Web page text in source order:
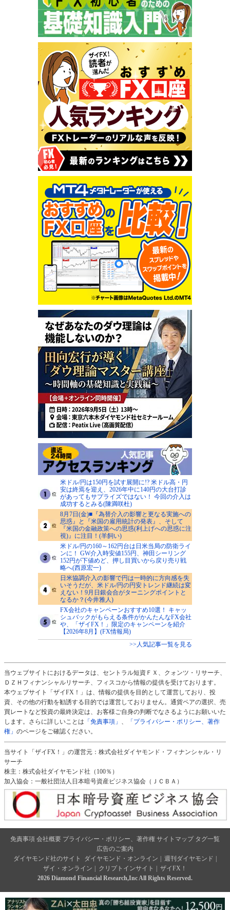
米ドル/円は150円を試す展開に!? 米ドル高・円
安は終焉を迎え、2026年中に140円の大台打診
があってもサプライズではない！ 今回の介入は
成功するとみる(陳満咲杜)
8月7日(金)■『為替介入の影響と更なる実施への
思惑』と『米国の雇用統計の発表』、そして
『米国の金融政策への思惑(利上げへの思惑に注
視)』に注目！(羊飼い)
米ドル/円の160～162円台は日米当局の防衛ライ
ンに！ GW介入時安値155円、神田シーリング
152円が下値めど、押し目買いから戻り売り戦
略へ(西原宏一)
日米協調介入の影響で円は一時的に方向感を失
いそうだが、米ドル/円の円安トレンド継続は変
えない！9月日銀会合がターニングポイントと
なるか？(今井雅人)
FX会社のキャンペーンおすすめ10選！ キャッ
シュバックがもらえる条件がかんたんなFX会社
や、「ザイFX！」限定のキャンペーンを紹介
【2026年8月】(FX情報局)
>>人気記事一覧を見る
当ウェブサイトにおけるデータは、セントラル短資ＦＸ、クォンツ・リサーチ、
ＤＺＨフィナンシャルリサーチ、フィスコから情報の提供を受けております。
本ウェブサイト「ザイFX！」は、情報の提供を目的として運営しており、投
資、その他の行動を勧誘する目的では運営しておりません。通貨ペアの選択、売
買レートなど投資の最終決定は、お客様ご自身の判断でなさるようにお願いいた
します。さらに詳しいことは 「免責事項」 、
「プライバシー・ポリシー、著作
権」 のページをご確認ください。
当サイト「ザイFX！」の運営元：株式会社ダイヤモンド・フィナンシャル・リ
サーチ
株主：株式会社ダイヤモンド社（100％）
加入協会：一般社団法人日本暗号資産ビジネス協会（ＪＣＢＡ）
免責事項 会社概要 プライバシー・ポリシー、著作権 サイトマップ タグ一覧
広告のご案内
ダイヤモンド社のサイト
ダイヤモンド・オンライン 週刊ダイヤモンド
ザイ・オンライン
クリプトインサイト
ザイFX！
2026 Diamond Financial Research,Inc All Rights Reserved.